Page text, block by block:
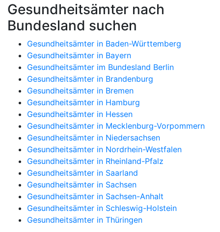
Gesundheitsämter nach
Bundesland suchen
Gesundheitsämter in Baden-Württemberg
Gesundheitsämter in Bayern
Gesundheitsämter im Bundesland Berlin
Gesundheitsämter in Brandenburg
Gesundheitsämter in Bremen
Gesundheitsämter in Hamburg
Gesundheitsämter in Hessen
Gesundheitsämter in Mecklenburg-Vorpommern
Gesundheitsämter in Niedersachsen
Gesundheitsämter in Nordrhein-Westfalen
Gesundheitsämter in Rheinland-Pfalz
Gesundheitsämter in Saarland
Gesundheitsämter in Sachsen
Gesundheitsämter in Sachsen-Anhalt
Gesundheitsämter in Schleswig-Holstein
Gesundheitsämter in Thüringen